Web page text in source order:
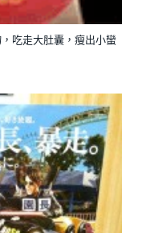
吃走大肚囊，瘦出小蠻